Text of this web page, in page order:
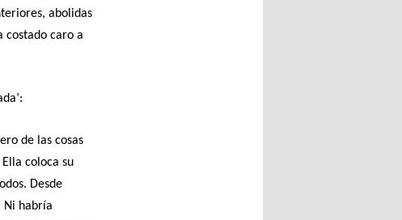
abolidas
costado caro a
de las cosas
coloca su
Desde
Ni habría